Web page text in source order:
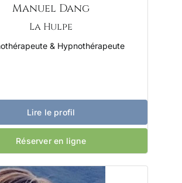
Manuel Dang
La Hulpe
& Hypnothérapeute
Lire le profil
Réserver en ligne